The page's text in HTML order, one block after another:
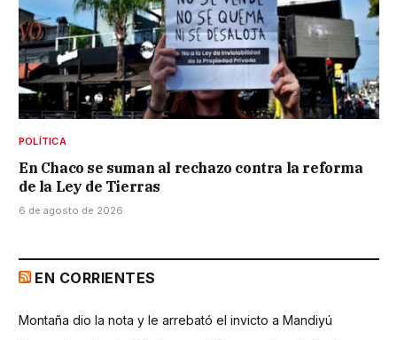
POLÍTICA
En Chaco se suman al rechazo contra la reforma
de la Ley de Tierras
6 de agosto de 2026
EN CORRIENTES
Montaña dio la nota y le arrebató el invicto a Mandiyú